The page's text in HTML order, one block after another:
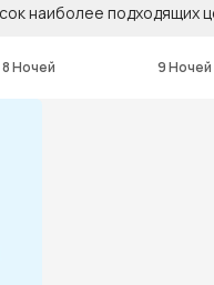
наиболее подходящих
8 Ночей 9 Ночей